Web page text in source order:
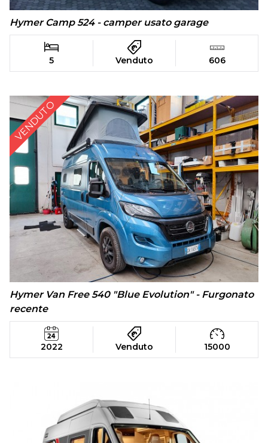
Hymer Camp 524 - camper usato garage
5 Venduto 606
VENDUTO
Hymer Van Free 540 "Blue Evolution" - Furgonato
recente
2022 Venduto 15000